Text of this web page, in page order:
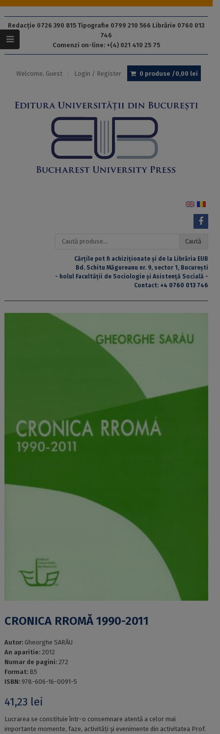
Redacție 0726 390 815 Tipografie 0799 210 566 Librărie 0760 013
746
Comenzi on-line: +(4) 021 410 25 75
Welcome, Guest Login / Register 0 produse /0,00 lei
Caută
Caută
Cărțile pot fi achiziționate și de la Librăria EUB
Bd. Schitu Măgureanu nr. 9, sector 1, București
- holul Facultății de Sociologie și Asistență Socială -
Contact: +4 0760 013 746
CRONICA RROMĂ 1990-2011
Autor: Gheorghe SARĂU
An aparitie: 2012
Numar de pagini: 272
Format: B5
ISBN: 978-606-16-0091-5
41,23 lei
Lucrarea se constituie într-o consemnare atentă a celor mai
importante momente, faze, activități și evenimente din activitatea Prof.